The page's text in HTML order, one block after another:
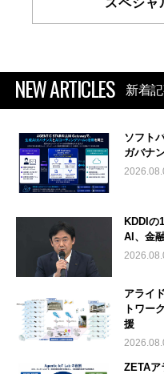
NEW ARTICLES 新着
ソフト
ガバナ
KDDIの
AI、金
アライ
トワー
援
ZETAア